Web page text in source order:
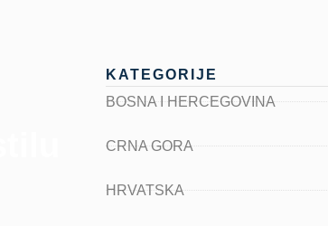
KATEGORIJE
BOSNA I HERCEGOVINA
CRNA GORA
HRVATSKA